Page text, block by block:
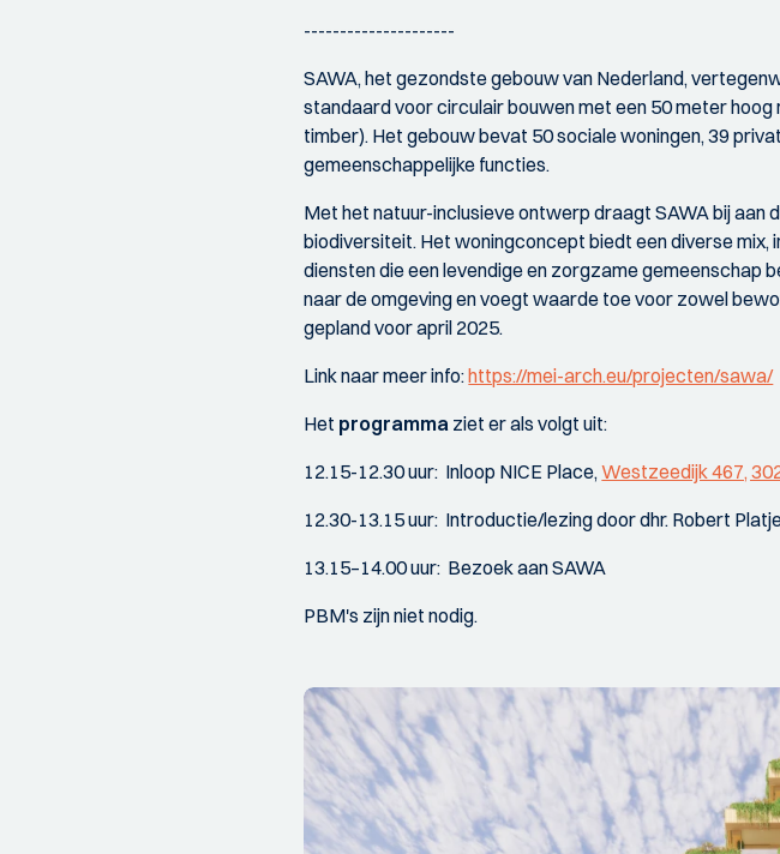
---------------------
SAWA, het gezondste gebouw van Nederland,
standaard voor circulair bouwen met een 50 meter
timber). Het gebouw bevat 50 sociale woningen, 39
gemeenschappelijke functies.
Met het natuur-inclusieve ontwerp draagt SAWA bij
biodiversiteit. Het woningconcept biedt een diverse
diensten die een levendige en zorgzame gemeenschap
naar de omgeving en voegt waarde toe voor zowel
gepland voor april 2025.
Link naar meer info:https://mei-arch.eu/projecten/sawa/
Het programma ziet er als volgt uit:
12.15-12.30 uur: Inloop NICE Place,Westzeedijk 467,
12.30-13.15 uur: Introductie/lezing door dhr. Robert
13.15–14.00 uur: Bezoek aan SAWA
PBM's zijn niet nodig.